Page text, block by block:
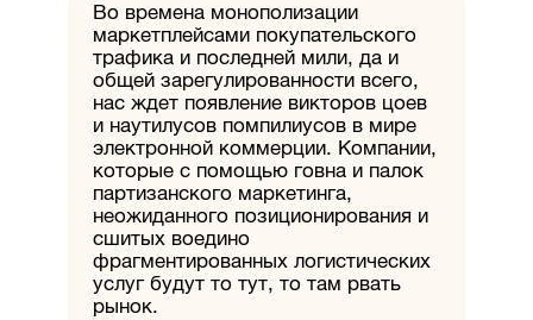
Во времена монополизации
маркетплейсами покупательского
трафика и последней мили, да и
общей зарегулированности всего,
нас ждет появление викторов цоев
и наутилусов помпилиусов в мире
электронной коммерции. Компании,
которые с помощью говна и палок
партизанского маркетинга,
неожиданного позиционирования и
сшитых воедино
фрагментированных логистических
услуг будут то тут, то там рвать
рынок.